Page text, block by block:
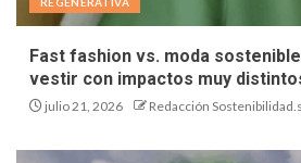
Fast fashion vs. moda
vestir con impactos muy
julio 21, 2026 Redacción